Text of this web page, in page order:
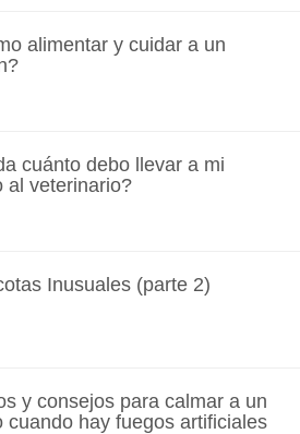
alimentar y cuidar a un
cuánto debo llevar a mi
al veterinario?
Inusuales (parte 2)
y consejos para calmar a un
cuando hay fuegos artificiales